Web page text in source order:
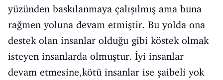
yüzünden baskılanmaya çalışılmış ama buna
rağmen yoluna devam etmiştir. Bu yolda ona
destek olan insanlar olduğu gibi köstek olmak
isteyen insanlarda olmuştur. İyi insanlar
devam etmesine,kötü insanlar ise şaibeli yok